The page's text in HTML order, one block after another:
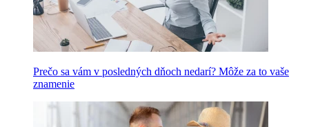
Prečo sa vám v posledných dňoch nedarí? Môže za to vaše
znamenie